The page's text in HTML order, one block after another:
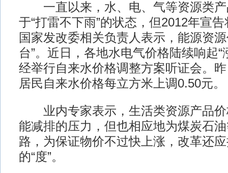
一直以来，水、电、气等资源类产
于“打雷不下雨”的状态，但2012年宣
国家发改委相关负责人表示，能源资
台”。近日，各地水电气价格陆续响起“
经举行自来水价格调整方案听证会。
居民自来水价格每立方米上调0.50元。
业内专家表示，生活类资源产品价
能减排的压力，但也相应地为煤炭石油
路，为保证物价不过快上涨，改革还
的“度”。